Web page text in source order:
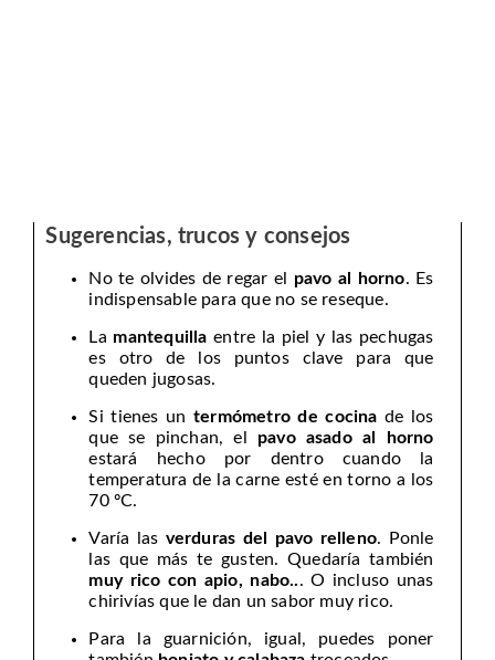
Sugerencias, trucos y consejos
No te olvides de regar el pavo al horno. Es
indispensable para que no se reseque.
La mantequilla entre la piel y las pechugas
es otro de los puntos clave para que
queden jugosas.
Si tienes un termómetro de cocina de los
que se pinchan, el pavo asado al horno
estará hecho por dentro cuando la
temperatura de la carne esté en torno a los
70 ºC.
Varía las verduras del pavo relleno. Ponle
las que más te gusten. Quedaría también
muy rico con apio, nabo... O incluso unas
chirivías que le dan un sabor muy rico.
Para la guarnición, igual, puedes poner